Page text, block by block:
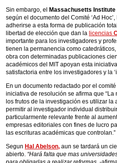
Sin embargo, el
Massachusetts Institute
según el documento del Comité ‘Ad
adherirse a esta forma de publicación
libertad de elección que dan la licencias
importante para los investigadores y
tienen la permanencia como
obra con determinadas publicaciones
académicos del MIT apoyan esta
satisfactoria entre los investigadores y la
En un documento redactado por el
iniciativa de resolución se afirma que
los frutos de la investigación es utilizar
permitir al investigador individual
particularmente relevante frente al
empresas editoriales con fines de lucro
las escrituras académicas que controlan.”
Segun Hal Abelson, aun se tardará un
abierto. “Hará falta que mas